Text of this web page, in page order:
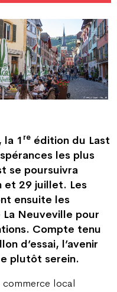
la 1 re édition du Last
les plus
se poursuivra
et 29 juillet. Les
ensuite les
Neuveville pour
Compte tenu
d’essai, l’avenir
plutôt serein.
local